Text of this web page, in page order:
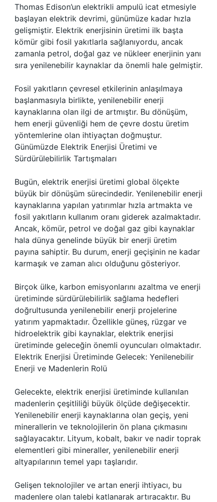
Thomas Edison’un elektrikli ampulü icat etmesiyle
başlayan elektrik devrimi, günümüze kadar hızla
gelişmiştir. Elektrik enerjisinin üretimi ilk başta
kömür gibi fosil yakıtlarla sağlanıyordu, ancak
zamanla petrol, doğal gaz ve nükleer enerjinin yanı
sıra yenilenebilir kaynaklar da önemli hale gelmiştir.
Fosil yakıtların çevresel etkilerinin anlaşılmaya
başlanmasıyla birlikte, yenilenebilir enerji
kaynaklarına olan ilgi de artmıştır. Bu dönüşüm,
hem enerji güvenliği hem de çevre dostu üretim
yöntemlerine olan ihtiyaçtan doğmuştur.
Günümüzde Elektrik Enerjisi Üretimi ve
Sürdürülebilirlik Tartışmaları
Bugün, elektrik enerjisi üretimi global ölçekte
büyük bir dönüşüm sürecindedir. Yenilenebilir enerji
kaynaklarına yapılan yatırımlar hızla artmakta ve
fosil yakıtların kullanım oranı giderek azalmaktadır.
Ancak, kömür, petrol ve doğal gaz gibi kaynaklar
hala dünya genelinde büyük bir enerji üretim
payına sahiptir. Bu durum, enerji geçişinin ne kadar
karmaşık ve zaman alıcı olduğunu gösteriyor.
Birçok ülke, karbon emisyonlarını azaltma ve enerji
üretiminde sürdürülebilirlik sağlama hedefleri
doğrultusunda yenilenebilir enerji projelerine
yatırım yapmaktadır. Özellikle güneş, rüzgar ve
hidroelektrik gibi kaynaklar, elektrik enerjisi
üretiminde geleceğin önemli oyuncuları olmaktadır.
Elektrik Enerjisi Üretiminde Gelecek: Yenilenebilir
Enerji ve Madenlerin Rolü
Gelecekte, elektrik enerjisi üretiminde kullanılan
madenlerin çeşitliliği büyük ölçüde değişecektir.
Yenilenebilir enerji kaynaklarına olan geçiş, yeni
minerallerin ve teknolojilerin ön plana çıkmasını
sağlayacaktır. Lityum, kobalt, bakır ve nadir toprak
elementleri gibi mineraller, yenilenebilir enerji
altyapılarının temel yapı taşlarıdır.
Gelişen teknolojiler ve artan enerji ihtiyacı, bu
madenlere olan talebi katlanarak artıracaktır. Bu